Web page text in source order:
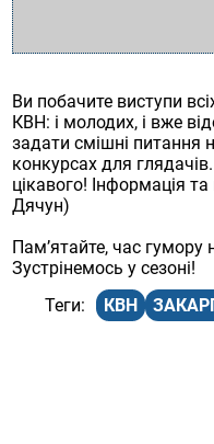
Ви побачите виступи
КВН: і молодих, і вже
задати смішні питання
конкурсах для
цікавого! Інформація
Дячун)
Пам’ятайте, час
Зустрінемось у сезоні!
КВН